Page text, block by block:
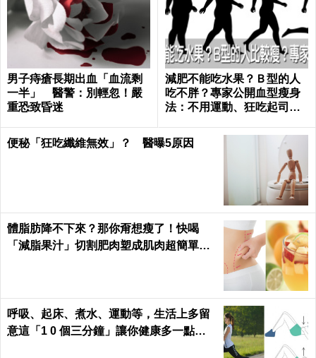
男子痔瘡長期出血「血流剩
一半」 醫警：別輕忽！嚴
重恐致昏迷
減肥不能吃水果？Ｂ型的人
吃不胖？專家公開血型瘦身
法：不用運動、狂吃起司也
便秘「狂吃纖維無效」？ 醫曝5原因
體脂肪降不下來？那你甭想瘦了！快喝
「減脂果汁」切割肥肉塑成肌肉超簡單｜
呼吸、起床、煮水、運動等，生活上多留
意這「1 0 個三分鐘」讓你健康多一點，